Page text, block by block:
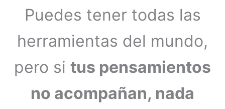
Puedes tener todas las
herramientas del mundo,
pero si tus pensamientos
no acompañan, nada